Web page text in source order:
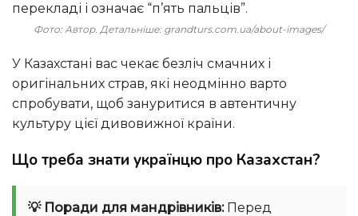
перекладі і означає “п’ять пальців”.
Фото: Автор. Детальніше: grandturs.com.ua/about-images/
У Казахстані вас чекає безліч смачних і
оригінальних страв, які неодмінно варто
спробувати, щоб зануритися в автентичну
культуру цієї дивовижної країни.
Що треба знати українцю про Казахстан?
💡 Поради для мандрівників:Перед